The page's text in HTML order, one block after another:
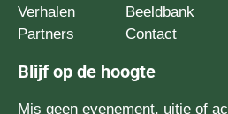
Verhalen
Partners
Beeldbank
Contact
Blijf op de hoogte
Mis geen evenement, uitje of